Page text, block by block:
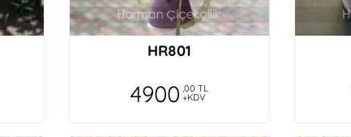
HR801
4900 ,00 TL
+KDV